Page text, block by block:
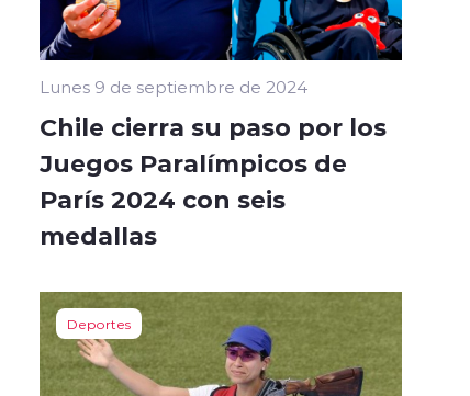
Lunes 9 de septiembre de 2024
Chile cierra su paso por los
Juegos Paralímpicos de
París 2024 con seis
medallas
Deportes